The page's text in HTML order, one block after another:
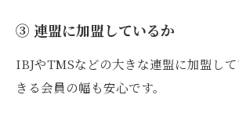
③ 連盟に加盟しているか
IBJやTMSなどの大きな連盟に加盟し
きる会員の幅も安心です。